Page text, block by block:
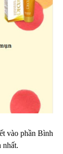
vào phần Bình
nhất.